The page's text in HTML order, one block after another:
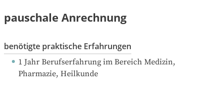
pauschale Anrechnung
benötigte praktische Erfahrungen
1 Jahr Berufserfahrung im Bereich Medizin,
Pharmazie, Heilkunde